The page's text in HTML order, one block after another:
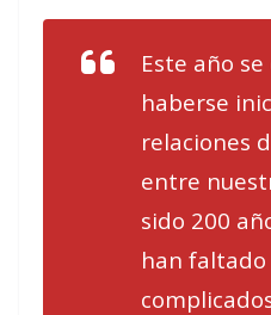
Este año
haberse
relaciones
entre
sido 200
han